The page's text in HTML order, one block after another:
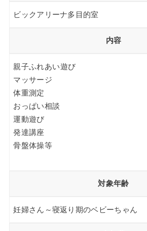
ビックアリーナ多目的室
内容
親子ふれあい遊び
マッサージ
体重測定
おっぱい相談
運動遊び
発達講座
骨盤体操等
対象年齢
妊婦さん～寝返り期のベビーちゃん